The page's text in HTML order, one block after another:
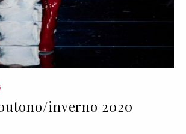
inverno 2020